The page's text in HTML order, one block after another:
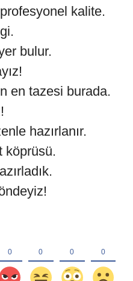
kalite.
bulur.
en tazesi burada.
hazırlanır.
köprüsü.